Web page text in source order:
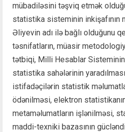
mübadiləsini təşviq etmək
statistika sisteminin inkişafının
Əliyevin adı ilə bağlı olduğunu
təsnifatların, müasir
tətbiqi, Milli Hesablar Sisteminin
statistika sahələrinin
istifadəçilərin statistik
ödənilməsi, elektron
metaməlumatların işlənilməsi,
maddi-texniki bazasının